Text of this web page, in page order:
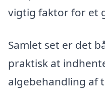
vigtig faktor for et
Samlet set er det
praktisk at
algebehandling af